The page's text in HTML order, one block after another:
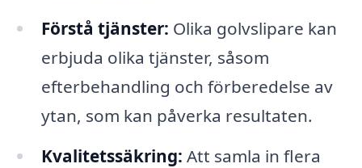
Förstå tjänster: Olika golvslipare kan
erbjuda olika tjänster, såsom
efterbehandling och förberedelse av
ytan, som kan påverka resultaten.
Kvalitetssäkring: Att samla in flera